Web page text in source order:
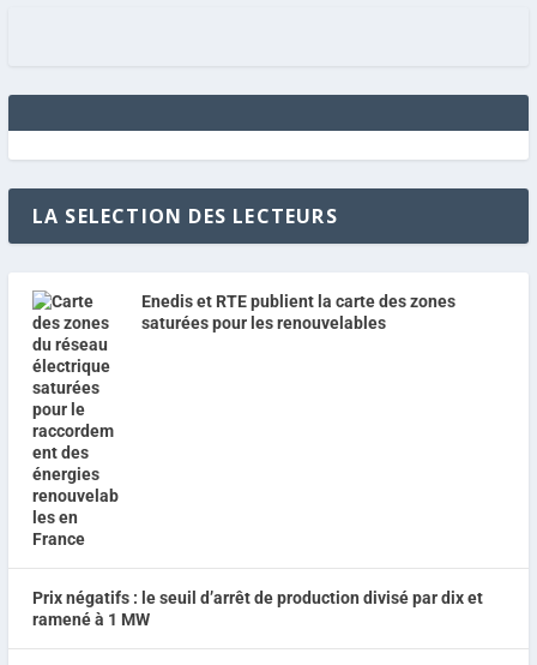
LA SELECTION DES LECTEURS
Enedis et RTE publient la carte des zones
saturées pour les renouvelables
Prix négatifs : le seuil d’arrêt de production divisé par dix et
ramené à 1 MW